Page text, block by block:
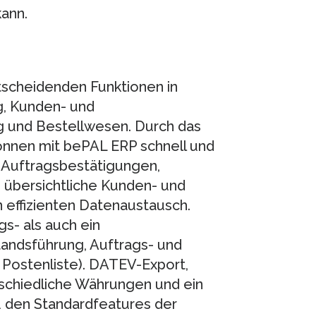
Funktionen in
Kunden- und
Bestellwesen. Durch das
mit bePAL ERP schnell und
Kunden- und
Datenaustausch.
als auch ein
Auftrags- und
DATEV-Export,
Währungen und ein
Standardfeatures der